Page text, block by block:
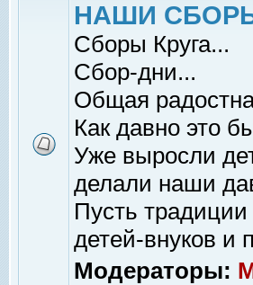
НАШИ
Сборы Круга...
Сбор-дни...
Общая
Как давно это
Уже выросли
делали наши
Пусть
детей-внуков и
Модераторы: